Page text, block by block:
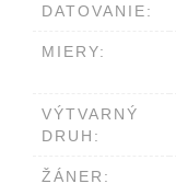
DATOVANIE:
MIERY:
VÝTVARNÝ
DRUH:
ŽÁNER: